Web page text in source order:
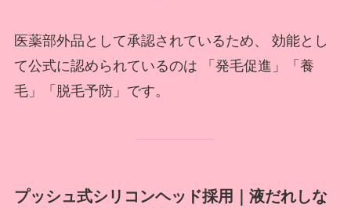
医薬部外品として承認されているため、 効能とし
て公式に認められているのは 「発毛促進」「養
毛」「脱毛予防」です。
プッシュ式シリコンヘッド採用｜液だれしな